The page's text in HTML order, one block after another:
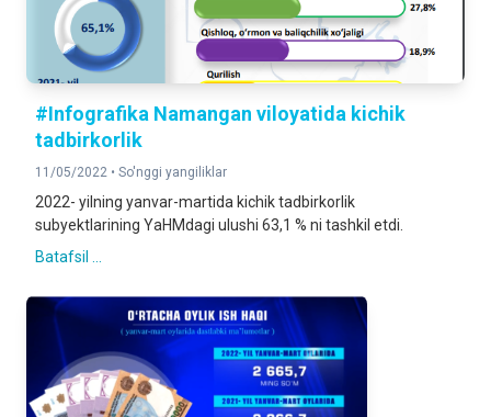
#Infografika Namangan viloyatida kichik
tadbirkorlik
11/05/2022 • So'nggi yangiliklar
2022- yilning yanvar-martida kichik tadbirkorlik
subyektlarining YaHMdagi ulushi 63,1 % ni tashkil etdi.
Batafsil ...